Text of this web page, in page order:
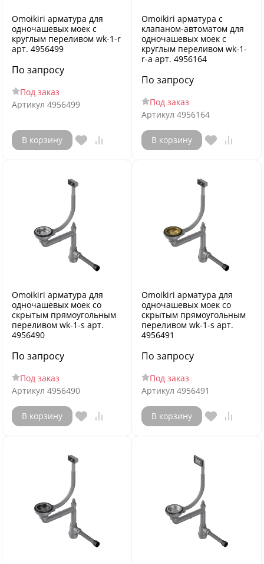
Omoikiri арматура для
одночашевых моек с
круглым переливом wk-1-r
арт. 4956499
По запросу
Под заказ
Артикул 4956499
В корзину
Omoikiri арматура с
клапаном-автоматом для
одночашевых моек с
круглым переливом wk-1-
r-a арт. 4956164
По запросу
Под заказ
Артикул 4956164
В корзину
Omoikiri арматура для
одночашевых моек со
скрытым прямоугольным
переливом wk-1-s арт.
4956490
По запросу
Под заказ
Артикул 4956490
В корзину
Omoikiri арматура для
одночашевых моек со
скрытым прямоугольным
переливом wk-1-s арт.
4956491
По запросу
Под заказ
Артикул 4956491
В корзину